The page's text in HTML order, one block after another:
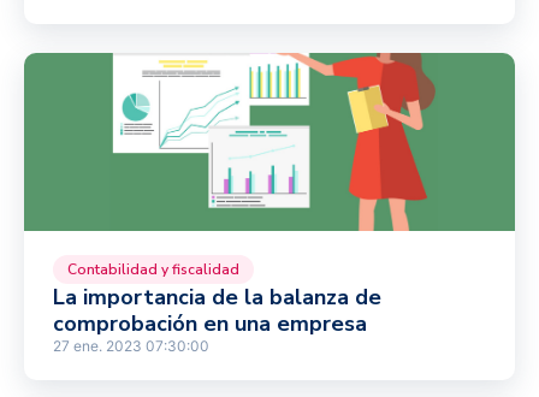
Contabilidad y fiscalidad
La importancia de la balanza de
comprobación en una empresa
27 ene. 2023 07:30:00